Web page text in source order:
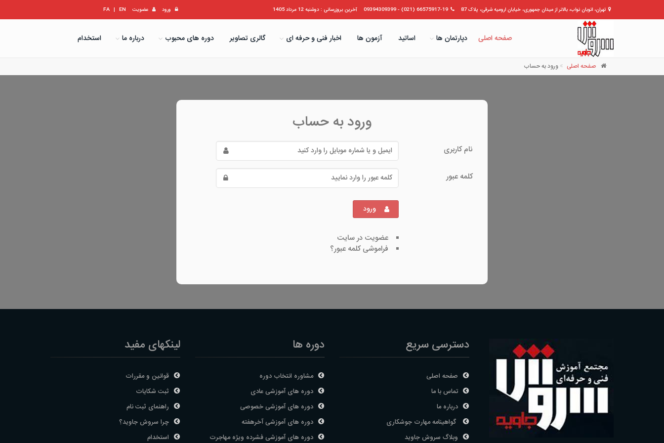
تهران، اتوبان نواب، بالاتر از میدان جمهوری، خیابان ارومیه شرقی، پلاک 87 66575917-19 (021) - 09394309399 آخرین بروزرسانی : دوشنبه 12 مرداد 1405 ورود عضویت EN
|
FA
صفحه اصلی دپارتمان ها اساتید آزمون ها اخبار فنی و حرفه ای گالری تصاویر دوره های محبوب درباره ما استخدام
صفحه اصلی ورود به حساب
ورود به حساب
نام کاربری
کلمه عبور
ورود
عضویت در سایت
فراموشی کلمه عبور؟
دسترسی سریع
صفحه اصلی
تماس با ما
درباره ما
گواهینامه مهارت جوشکاری
وبلاگ سروش جاوید
دوره ها
مشاوره انتخاب دوره
دوره های آموزشی عادی
دوره های آموزشی خصوصی
دوره های آموزشی آخرهفته
دوره های آموزشی فشرده ویژه مهاجرت
لینکهای مفید
قوانین و مقررات
ثبت شکایات
راهنمای ثبت نام
چرا سروش جاوید؟
استخدام